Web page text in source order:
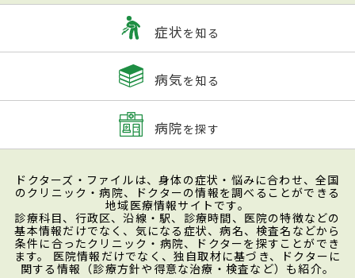
症状を知る
病気を知る
病院を探す
ドクターズ・ファイルは、身体の症状・悩みに合わせ、全国
のクリニック・病院、ドクターの情報を調べることができる
地域医療情報サイトです。
診療科目、行政区、沿線・駅、診療時間、医院の特徴などの
基本情報だけでなく、気になる症状、病名、検査名などから
条件に合ったクリニック・病院、ドクターを探すことができ
ます。 医院情報だけでなく、独自取材に基づき、ドクターに
関する情報（診療方針や得意な治療・検査など）も紹介。